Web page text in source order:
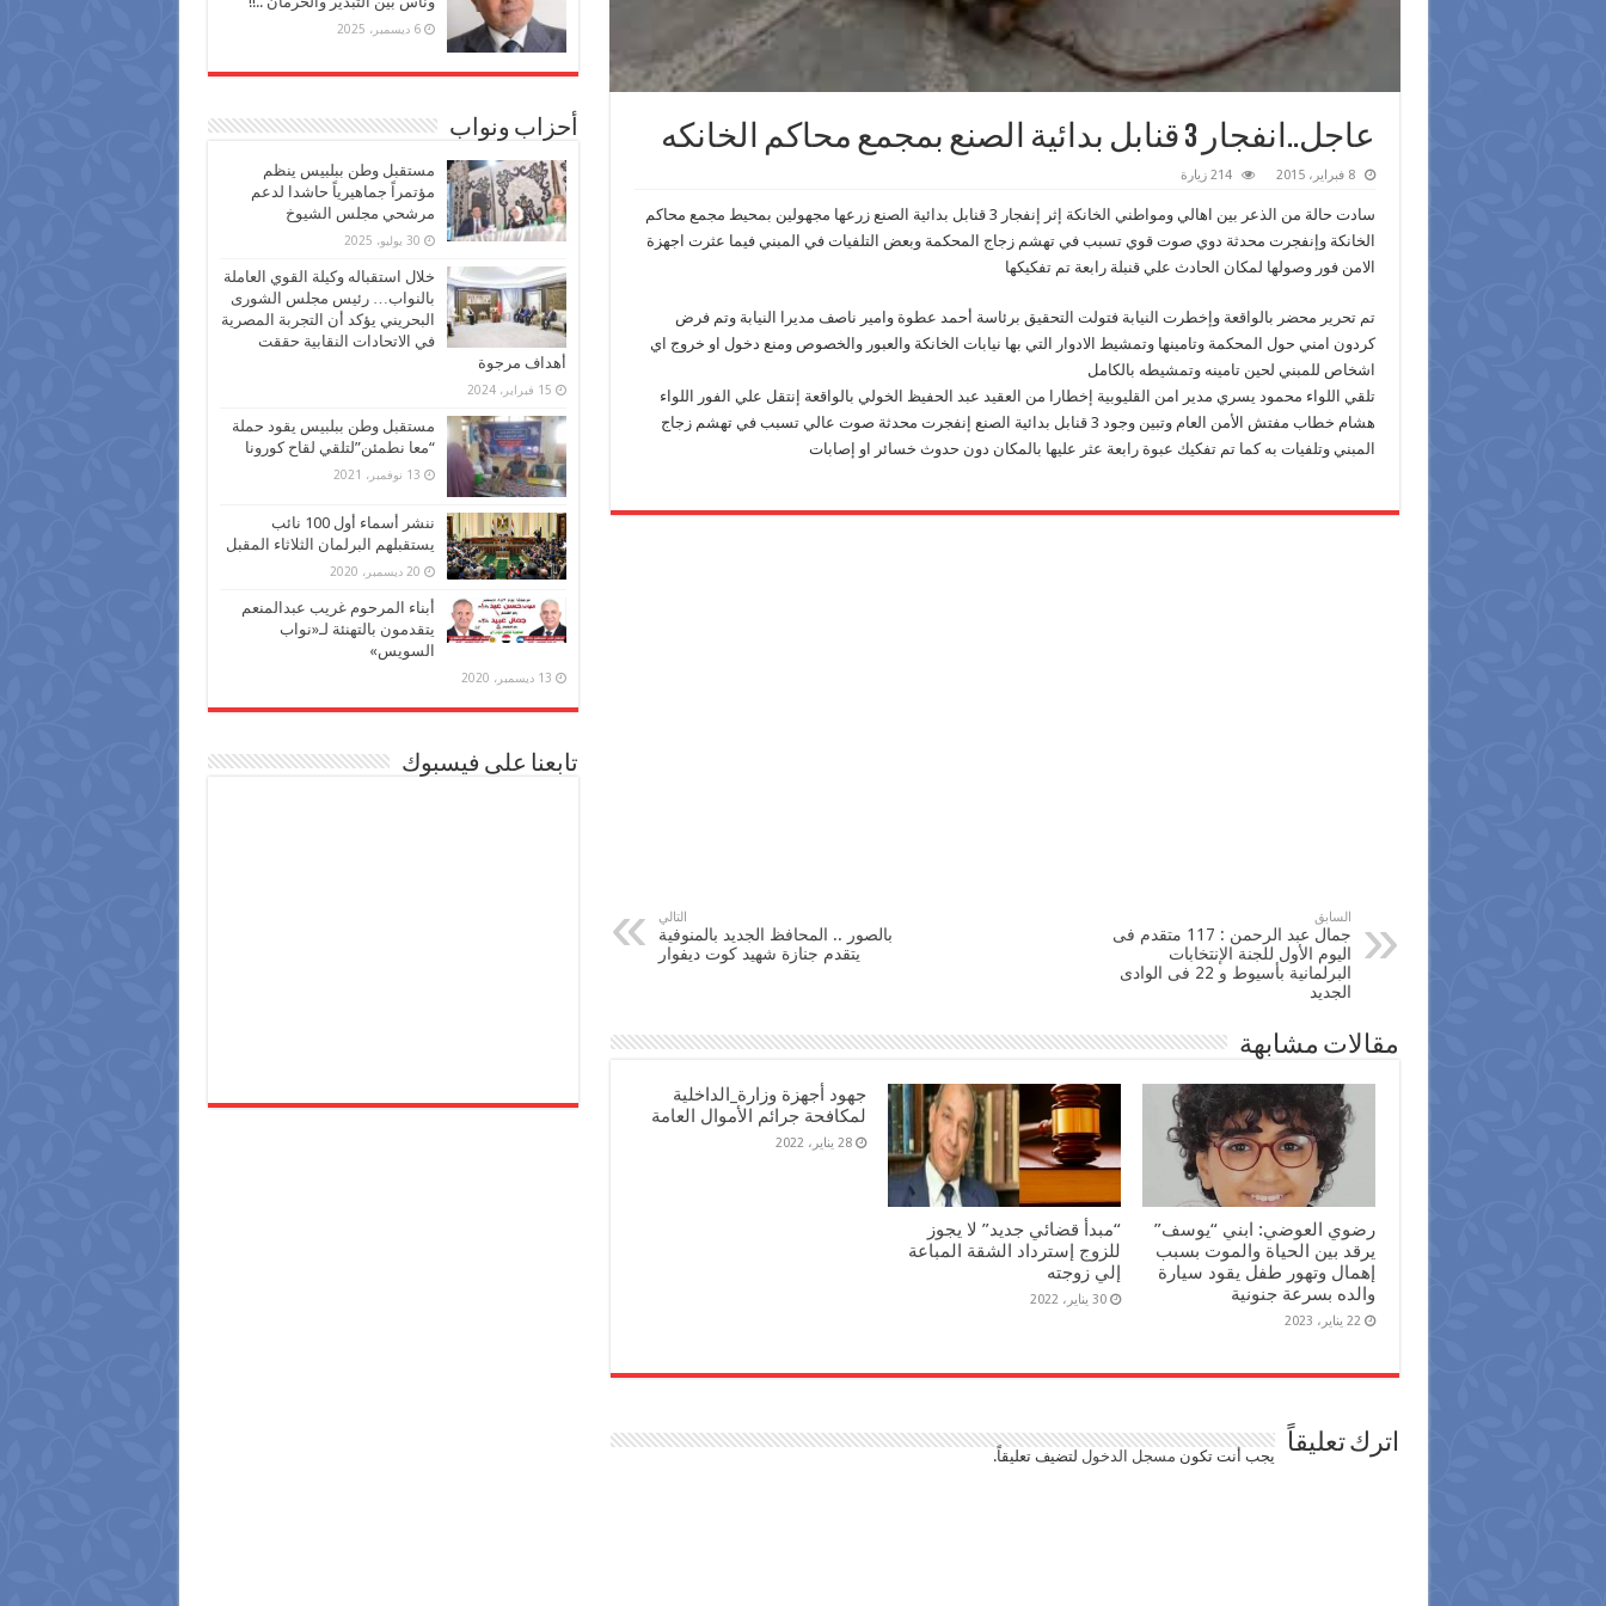
عاجل..انفجار 3 قنابل بدائية الصنع بمجمع محاكم الخانكه
8 فبراير، 2015 214 زيارة
سادت حالة من الذعر بين اهالي ومواطني الخانكة إثر إنفجار 3 قنابل بدائية الصنع زرعها مجهولين بمحيط مجمع محاكم
الخانكة وإنفجرت محدثة دوي صوت قوي تسبب في تهشم زجاج المحكمة وبعض التلفيات في المبني فيما عثرت اجهزة
الامن فور وصولها لمكان الحادث علي قنبلة رابعة تم تفكيكها
تم تحرير محضر بالواقعة وإخطرت النيابة فتولت التحقيق برئاسة أحمد عطوة وامير ناصف مديرا النيابة وتم فرض
كردون امني حول المحكمة وتامينها وتمشيط الادوار التي بها نيابات الخانكة والعبور والخصوص ومنع دخول او خروج اي
اشخاص للمبني لحين تامينه وتمشيطه بالكامل
تلقي اللواء محمود يسري مدير امن القليوبية إخطارا من العقيد عبد الحفيظ الخولي بالواقعة إنتقل علي الفور اللواء
هشام خطاب مفتش الأمن العام وتبين وجود 3 قنابل بدائية الصنع إنفجرت محدثة صوت عالي تسبب في تهشم زجاج
المبني وتلفيات به كما تم تفكيك عبوة رابعة عثر عليها بالمكان دون حدوث خسائر او إصابات
السابق
جمال عبد الرحمن : 117 متقدم فى
اليوم الأول للجنة الإنتخابات
البرلمانية بأسيوط و 22 فى الوادى
الجديد
التالي
بالصور .. المحافظ الجديد بالمنوفية
يتقدم جنازة شهيد كوت ديفوار
مقالات مشابهة
رضوي العوضي: ابني “يوسف”
يرقد بين الحياة والموت بسبب
إهمال وتهور طفل يقود سيارة
والده بسرعة جنونية
22 يناير، 2023
“مبدأ قضائي جديد” لا يجوز
للزوج إسترداد الشقة المباعة
إلي زوجته
30 يناير، 2022
جهود أجهزة وزارة_الداخلية
لمكافحة جرائم الأموال العامة
28 يناير، 2022
اترك تعليقاً يجب أنت تكون مسجل الدخول لتضيف تعليقاً.
6 ديسمبر، 2025
أحزاب ونواب
مستقبل وطن ببلبيس ينظم
مؤتمراً جماهيرياً حاشدا لدعم
مرشحي مجلس الشيوخ
30 يوليو، 2025
خلال استقباله وكيلة القوي العاملة
بالنواب… رئيس مجلس الشورى
البحريني يؤكد أن التجربة المصرية
في الاتحادات النقابية حققت
أهداف مرجوة
15 فبراير، 2024
مستقبل وطن ببلبيس يقود حملة
“معا نطمئن”لتلقي لقاح كورونا
13 نوفمبر، 2021
ننشر أسماء أول 100 نائب
يستقبلهم البرلمان الثلاثاء المقبل
20 ديسمبر، 2020
أبناء المرحوم غريب عبدالمنعم
يتقدمون بالتهنئة لـ«نواب
السويس»
13 ديسمبر، 2020
تابعنا على فيسبوك